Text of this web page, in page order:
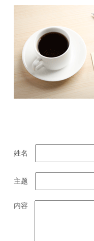
姓名
主题
内容